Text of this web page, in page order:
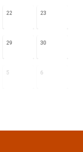
22 23
29 30
5 6